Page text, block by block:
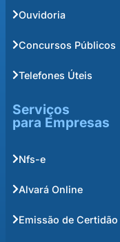
Ouvidoria
Concursos Públicos
Telefones Úteis
Serviços
para Empresas
Nfs-e
Alvará Online
Emissão de Certidão